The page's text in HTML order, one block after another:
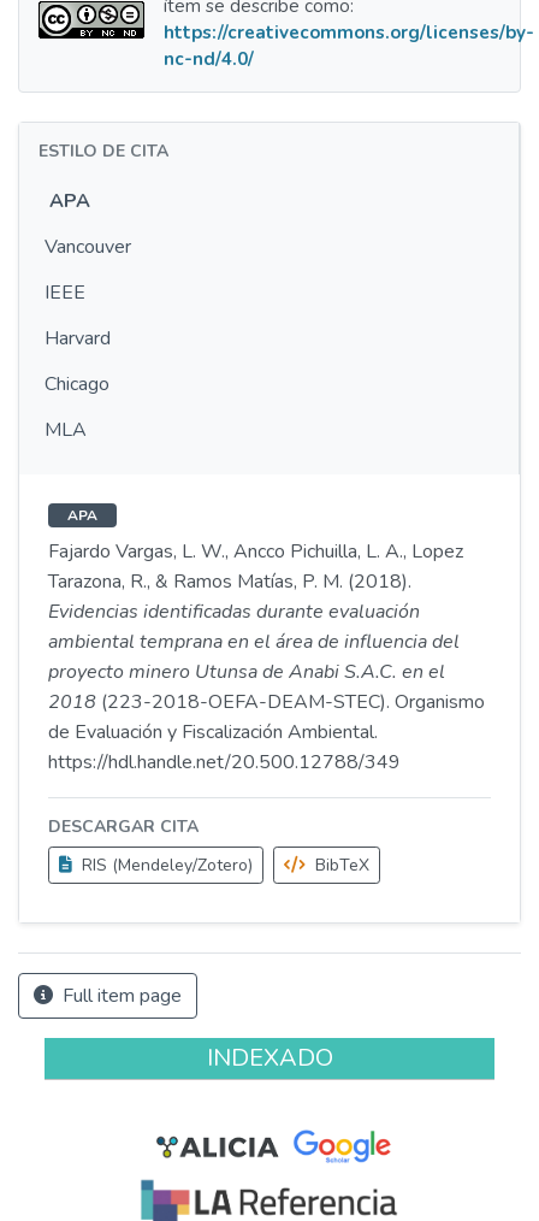
ítem se describe como:
https://creativecommons.org/licenses/by-
nc-nd/4.0/
ESTILO DE CITA
APA
Vancouver
IEEE
Harvard
Chicago
MLA
APA
Fajardo Vargas, L. W., Ancco Pichuilla, L. A., Lopez
Tarazona, R., & Ramos Matías, P. M. (2018).
Evidencias identificadas durante evaluación
ambiental temprana en el área de influencia del
proyecto minero Utunsa de Anabi S.A.C. en el
2018 (223-2018-OEFA-DEAM-STEC). Organismo
de Evaluación y Fiscalización Ambiental.
https://hdl.handle.net/20.500.12788/349
DESCARGAR CITA
RIS (Mendeley/Zotero)
BibTeX
Full item page
INDEXADO